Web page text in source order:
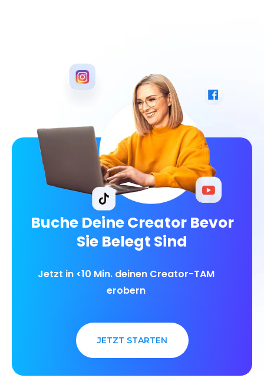
Buche Deine Creator Bevor
Sie Belegt Sind
Jetzt in <10 Min. deinen Creator-TAM
erobern
JETZT STARTEN